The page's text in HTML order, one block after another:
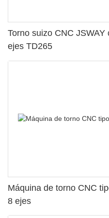
Torno suizo CNC
ejes TD265
Máquina de torno CNC
8 ejes